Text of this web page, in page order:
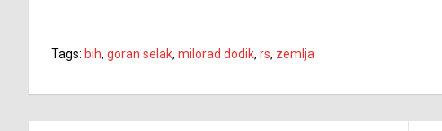
Tags: bih, goran selak, milorad dodik, rs, zemlja